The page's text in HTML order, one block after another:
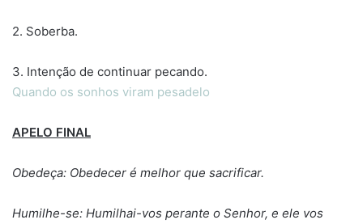
2. Soberba.
3. Intenção de continuar pecando.
Quando os sonhos viram pesadelo
APELO FINAL
Obedeça: Obedecer é melhor que sacrificar.
Humilhe-se: Humilhai-vos perante o Senhor, e ele vos